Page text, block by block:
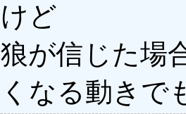
けど
狼が信じた場
くなる動きで